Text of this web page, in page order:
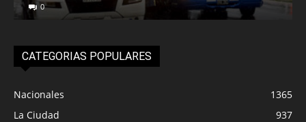
0
CATEGORIAS POPULARES
Nacionales
1365
La Ciudad
937